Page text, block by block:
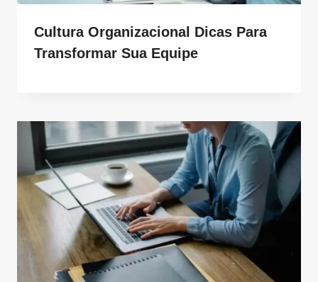
Cultura Organizacional Dicas Para
Transformar Sua Equipe